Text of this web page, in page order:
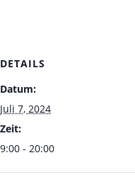
DETAILS
Datum:
Juli 7, 2024
Zeit:
9:00 - 20:00